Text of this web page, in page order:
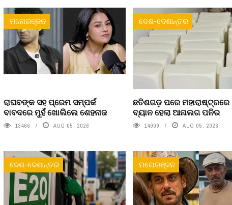
ମନୋରଞ୍ଜନ
ରାଘବଙ୍କ ସହ ପ୍ରେମ ସମ୍ପର୍କ
ବାବଦରେ ମୁହଁ ଖୋଲିଲେ ଶେହନାଜ
13466 AUG 05, 2026
ଦେଶ-ଦେଶାନ୍ତର
ଛତିଶଗଡ଼ ପରେ ମହାରାଷ୍ଟ୍ରରେ
ବ୍ୟାନ ହେଲା ଆନାଲଗ ପନିର
14909 AUG 05, 2026
ଦେଶ-ଦେଶାନ୍ତର ମନୋରଞ୍ଜନ